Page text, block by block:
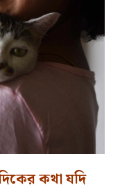
কথাযদি